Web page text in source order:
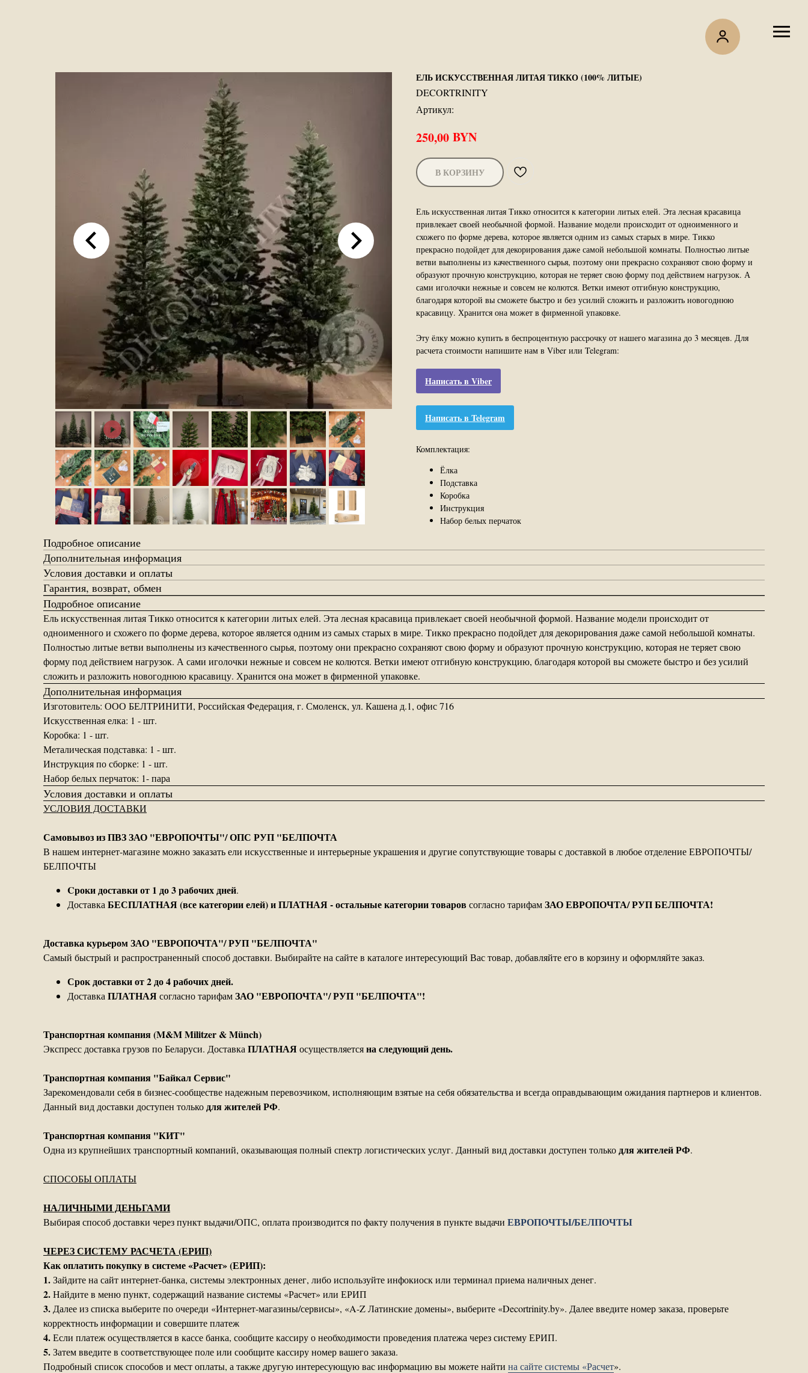
ЕЛЬ ИСКУССТВЕННАЯ ЛИТАЯ ТИККО (100% ЛИТЫЕ)
DECORTRINITY
Артикул:
250,00 BYN
В КОРЗИНУ
Ель искусственная литая Тикко относится к категории литых елей. Эта лесная красавица
привлекает своей необычной формой. Название модели происходит от одноименного и
схожего по форме дерева, которое является одним из самых старых в мире. Тикко
прекрасно подойдет для декорирования даже самой небольшой комнаты. Полностью литые
ветви выполнены из качественного сырья, поэтому они прекрасно сохраняют свою форму и
образуют прочную конструкцию, которая не теряет свою форму под действием нагрузок. А
сами иголочки нежные и совсем не колются. Ветки имеют отгибную конструкцию,
благодаря которой вы сможете быстро и без усилий сложить и разложить новогоднюю
красавицу. Хранится она может в фирменной упаковке.
Эту ёлку можно купить в беспроцентную рассрочку от нашего магазина до 3 месяцев. Для
расчета стоимости напишите нам в Viber или Telegram:
Написать в Viber
Написать в Telegram
Комплектация:
Ёлка
Подставка
Коробка
Инструкция
Набор белых перчаток
Подробное описание
Дополнительная информация
Условия доставки и оплаты
Гарантия, возврат, обмен
Подробное описание
Ель искусственная литая Тикко относится к категории литых елей. Эта лесная красавица привлекает своей необычной формой. Название модели происходит от
одноименного и схожего по форме дерева, которое является одним из самых старых в мире. Тикко прекрасно подойдет для декорирования даже самой небольшой комнаты.
Полностью литые ветви выполнены из качественного сырья, поэтому они прекрасно сохраняют свою форму и образуют прочную конструкцию, которая не теряет свою
форму под действием нагрузок. А сами иголочки нежные и совсем не колются. Ветки имеют отгибную конструкцию, благодаря которой вы сможете быстро и без усилий
сложить и разложить новогоднюю красавицу. Хранится она может в фирменной упаковке.
Дополнительная информация
Изготовитель: ООО БЕЛТРИНИТИ, Российская Федерация, г. Смоленск, ул. Кашена д.1, офис 716
Искусственная елка: 1 - шт.
Коробка: 1 - шт.
Металическая подставка: 1 - шт.
Инструкция по сборке: 1 - шт.
Набор белых перчаток: 1- пара
Условия доставки и оплаты
УСЛОВИЯ ДОСТАВКИ
Самовывоз из ПВЗ ЗАО "ЕВРОПОЧТЫ"/ ОПС РУП "БЕЛПОЧТА
В нашем интернет-магазине можно заказать ели искусственные и интерьерные украшения и другие сопутствующие товары с доставкой в любое отделение ЕВРОПОЧТЫ/
БЕЛПОЧТЫ
Cроки доставки от 1 до 3 рабочих дней.
Доставка БЕСПЛАТНАЯ (все категории елей) и ПЛАТНАЯ - остальные категории товаров согласно тарифамЗАО ЕВРОПОЧТА/ РУП БЕЛПОЧТА!
Доставка курьером ЗАО "ЕВРОПОЧТА"/ РУП "БЕЛПОЧТА"
Самый быстрый и распространенный способ доставки. Выбирайте на сайте в каталоге интересующий Вас товар, добавляйте его в корзину и оформляйте заказ.
Срок доставки от 2 до 4 рабочих дней.
Доставка ПЛАТНАЯсогласно тарифамЗАО "ЕВРОПОЧТА"/ РУП "БЕЛПОЧТА"!
Транспортная компания (M&M Militzer & Münch)
Экспресс доставка грузов по Беларуси. Доставка ПЛАТНАЯосуществляетсяна следующий день.
Транспортная компания "Байкал Сервис"
Зарекомендовали себя в бизнес-сообществе надежным перевозчиком, исполняющим взятые на себя обязательства и всегда оправдывающим ожидания партнеров и клиентов.
Данный вид доставки доступен толькодля жителей РФ.
Транспортная компания "КИТ"
Одна из крупнейших транспортный компаний, оказывающая полный спектр логистических услуг. Данный вид доставки доступен толькодля жителей РФ.
СПОСОБЫ ОПЛАТЫ
НАЛИЧНЫМИ ДЕНЬГАМИ
Выбирая способ доставки через пункт выдачи/ОПС, оплата производится по факту получения в пункте выдачи ЕВРОПОЧТЫ/БЕЛПОЧТЫ
ЧЕРЕЗ СИСТЕМУ РАСЧЕТА (ЕРИП)
Как оплатить покупку в системе «Расчет» (ЕРИП):
1.Зайдите на сайт интернет-банка, системы электронных денег, либо используйте инфокиоск или терминал приема наличных денег.
2.Найдите в меню пункт, содержащий название системы «Расчет» или ЕРИП
3. Далее из списка выберите по очереди «Интернет-магазины/сервисы», «A-Z Латинские домены», выберите «Decortrinity.by». Далее введите номер заказа, проверьте
корректность информации и совершите платеж
4.Если платеж осуществляется в кассе банка, сообщите кассиру о необходимости проведения платежа через систему ЕРИП.
5.Затем введите в соответствующее поле или сообщите кассиру номер вашего заказа.
Подробный список способов и мест оплаты, а также другую интересующую вас информацию вы можете найти на сайте системы «Расчет».